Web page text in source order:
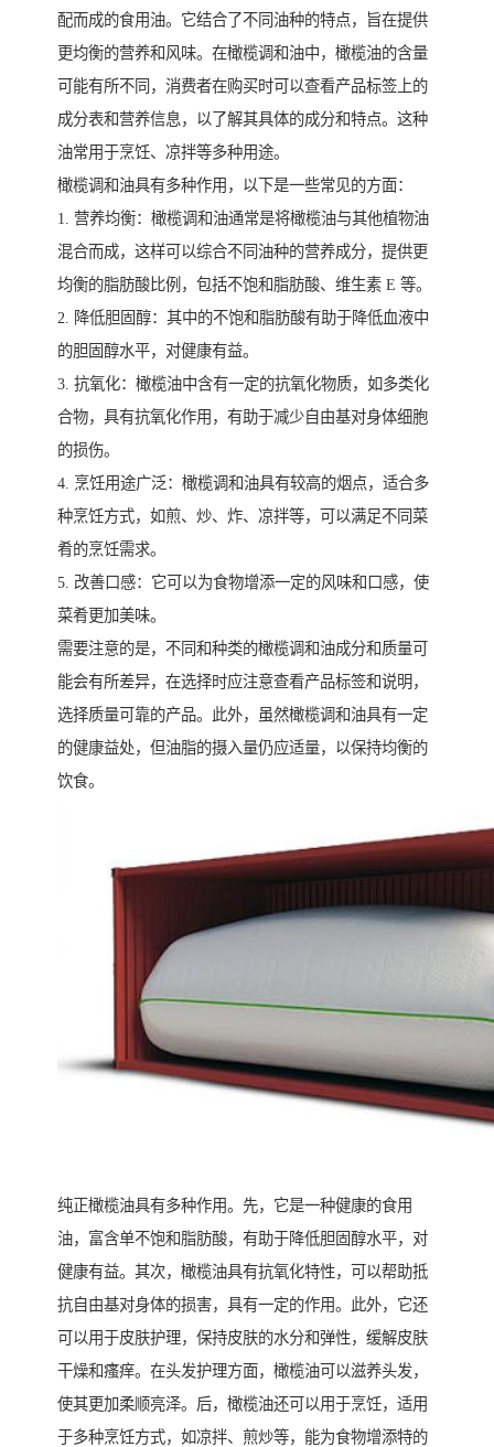
配而成的食用油。它结合了不同油种的特点，旨在提供
更均衡的营养和风味。在橄榄调和油中，橄榄油的含量
可能有所不同，消费者在购买时可以查看产品标签上的
成分表和营养信息，以了解其具体的成分和特点。这种
油常用于烹饪、凉拌等多种用途。
橄榄调和油具有多种作用，以下是一些常见的方面：
1. 营养均衡：橄榄调和油通常是将橄榄油与其他植物油
混合而成，这样可以综合不同油种的营养成分，提供更
均衡的脂肪酸比例，包括不饱和脂肪酸、维生素 E 等。
2. 降低胆固醇：其中的不饱和脂肪酸有助于降低血液中
的胆固醇水平，对健康有益。
3. 抗氧化：橄榄油中含有一定的抗氧化物质，如多类化
合物，具有抗氧化作用，有助于减少自由基对身体细胞
的损伤。
4. 烹饪用途广泛：橄榄调和油具有较高的烟点，适合多
种烹饪方式，如煎、炒、炸、凉拌等，可以满足不同菜
肴的烹饪需求。
5. 改善口感：它可以为食物增添一定的风味和口感，使
菜肴更加美味。
需要注意的是，不同和种类的橄榄调和油成分和质量可
能会有所差异，在选择时应注意查看产品标签和说明，
选择质量可靠的产品。此外，虽然橄榄调和油具有一定
的健康益处，但油脂的摄入量仍应适量，以保持均衡的
饮食。
纯正橄榄油具有多种作用。先，它是一种健康的食用
油，富含单不饱和脂肪酸，有助于降低胆固醇水平，对
健康有益。其次，橄榄油具有抗氧化特性，可以帮助抵
抗自由基对身体的损害，具有一定的作用。此外，它还
可以用于皮肤护理，保持皮肤的水分和弹性，缓解皮肤
干燥和瘙痒。在头发护理方面，橄榄油可以滋养头发，
使其更加柔顺亮泽。后，橄榄油还可以用于烹饪，适用
于多种烹饪方式，如凉拌、煎炒等，能为食物增添特的